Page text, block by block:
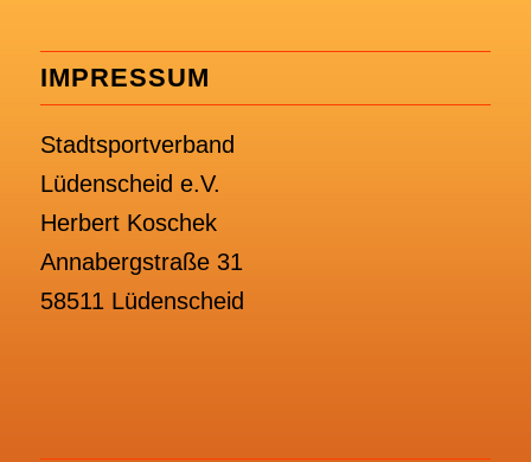
IMPRESSUM
Stadtsportverband
Lüdenscheid e.V.
Herbert Koschek
Annabergstraße 31
58511 Lüdenscheid